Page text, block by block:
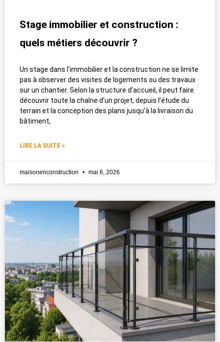
Stage immobilier et construction :
quels métiers découvrir ?
Un stage dans l’immobilier et la construction ne se limite
pas à observer des visites de logements ou des travaux
sur un chantier. Selon la structure d’accueil, il peut faire
découvrir toute la chaîne d’un projet, depuis l’étude du
terrain et la conception des plans jusqu’à la livraison du
bâtiment,
LIRE LA SUITE »
maisonenconstruction mai 6, 2026